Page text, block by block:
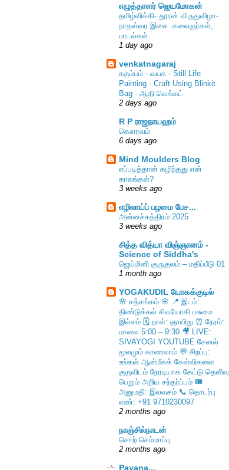
எழுத்தாளர் ஜெயமோகன்
தமிழ்விக்கி- தூரன் விருதுவிழா-
நாதஸ்வர இசை .கலைஞர்கள்,
பாடல்கள்.
1 day ago
venkatnagaraj
கதம்பம் - வயசு - Still Life
Painting - Craft Using Blinkit
Bag - ஆதி வெங்கட்
2 days ago
R P ராஜநாயஹம்
கௌரவம்
6 days ago
Mind Moulders Blog
எப்படித்தான் கழிந்தது என்
காலங்கள்?
3 weeks ago
எழிலாய்ப் பழமை பேச...
அன்னச்சத்திரம் 2025
3 weeks ago
சித்த வித்யா விஞ்ஞானம் -
Science of Siddha's
ஜெய்மினி குருகுலம் – மதிப்பீடு 01
1 month ago
YOGAKUDIL யோகக்குடில்
🌸 சத்சங்கம் 🌸 📍 இடம்:
திண்டுக்கல் சிவயோகி பசுமை
இல்லம் 🗓️ நாள்: ஞாயிறு ⏰ நேரம்:
மாலை 5:00 – 9:30 🎥 LIVE:
SIVAYOGI YOUTUBE சேனல்
மூலமும் காணலாம் 💬 சிறப்பு:
உங்கள் ஆன்மீகக் கேள்விகளை
குருவிடம் நேரடியாக கேட்டு தெளிவு
பெறும் அறிய சந்தர்ப்பம் 🎟️
அனுமதி: இலவசம் 📞 தொடர்பு
எண்: +91 9710230097
2 months ago
நாஞ்சில்நாடன்
சொற் செம்மாப்பு
2 months ago
Payana...